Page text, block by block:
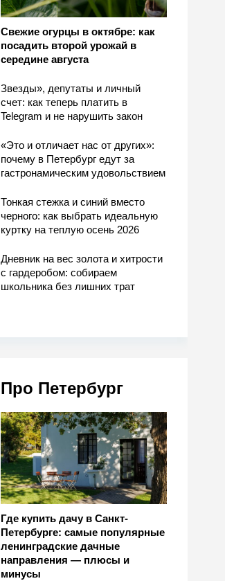
Свежие огурцы в октябре: как
посадить второй урожай в
середине августа
Звезды», депутаты и личный
счет: как теперь платить в
Telegram и не нарушить закон
«Это и отличает нас от других»:
почему в Петербург едут за
гастронамическим удовольствием
Тонкая стежка и синий вместо
черного: как выбрать идеальную
куртку на теплую осень 2026
Дневник на вес золота и хитрости
с гардеробом: собираем
школьника без лишних трат
Про Петербург
Где купить дачу в Санкт-
Петербурге: самые популярные
ленинградские дачные
направления — плюсы и
минусы